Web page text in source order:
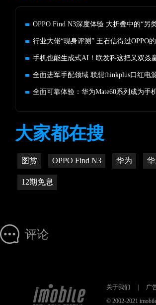
行业大佬“现身评测” 王石信得过OPPO
手机也能生成式AI！联发科这把又双叒
全面进军手配领域 联想thinkplus口红电
全面可靠体验：华为Mate60系列成为手
大家都在搜
图赏 OPPO Find N3 华为
12期免息
评论
关于我们 广
© 2002-2021